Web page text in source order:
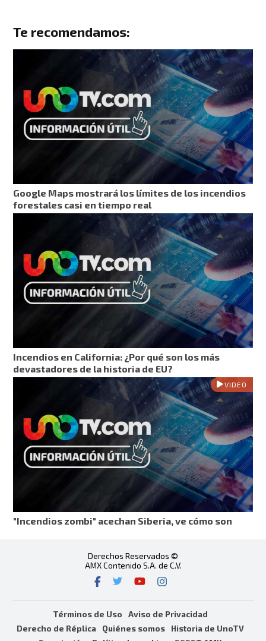
Te recomendamos:
Google Maps mostrará los límites de los incendios
forestales casi en tiempo real
Incendios en California: ¿Por qué son los más
devastadores de la historia de EU?
VIDEO
"Incendios zombi" acechan Siberia, ve cómo son
Derechos Reservados ©
AMX Contenido S.A. de C.V.
Términos de Uso
Aviso de Privacidad
Derecho de Réplica
Quiénes somos
Historia de UnoTV